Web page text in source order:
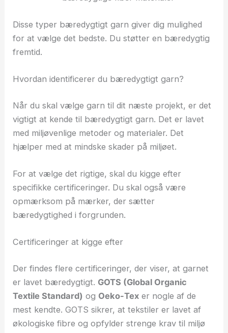
Disse typer bæredygtigt garn giver dig mulighed
for at vælge det bedste. Du støtter en bæredygtig
fremtid.
Hvordan identificerer du bæredygtigt garn?
Når du skal vælge garn til dit næste projekt, er det
vigtigt at kende til bæredygtigt garn. Det er lavet
med miljøvenlige metoder og materialer. Det
hjælper med at mindske skader på miljøet.
For at vælge det rigtige, skal du kigge efter
specifikke certificeringer. Du skal også være
opmærksom på mærker, der sætter
bæredygtighed i forgrunden.
Certificeringer at kigge efter
Der findes flere certificeringer, der viser, at garnet
er lavet bæredygtigt. GOTS (Global Organic
Textile Standard) og Oeko-Tex er nogle af de
mest kendte. GOTS sikrer, at tekstiler er lavet af
økologiske fibre og opfylder strenge krav til miljø